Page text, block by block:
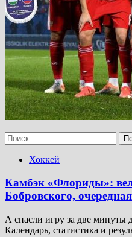
Найти:
Хоккей
Камбэк «Флориды»:
Бобровского,
А спасли игру за две минуты
Календарь, статистика и